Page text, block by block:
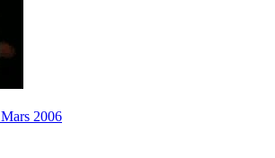
2006